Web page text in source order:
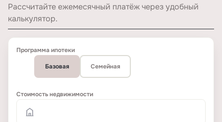
Рассчитайте ежемесячный платёж через удобный
калькулятор.
Программа ипотеки
Базовая Семейная
Стоимость недвижимости